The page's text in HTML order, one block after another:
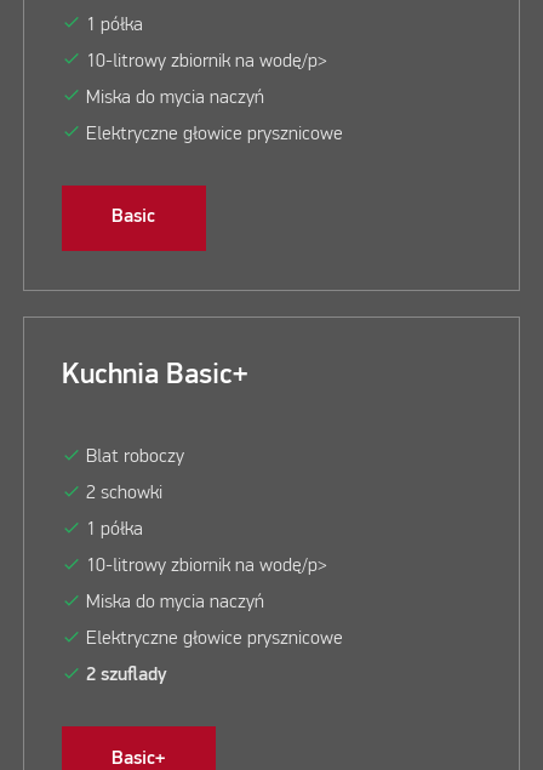
check 1 półka
check 10-litrowy zbiornik na wodę/p>
check Miska do mycia naczyń
check Elektryczne głowice prysznicowe
Basic
Kuchnia Basic+
check Blat roboczy
check 2 schowki
check 1 półka
check 10-litrowy zbiornik na wodę/p>
check Miska do mycia naczyń
check Elektryczne głowice prysznicowe
check 2 szuflady
Basic+